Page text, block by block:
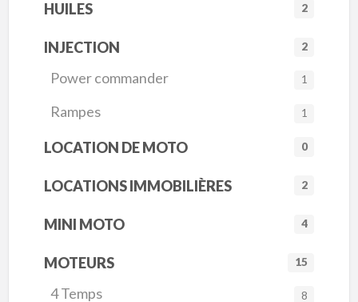
HUILES 2
INJECTION 2
Power commander 1
Rampes 1
LOCATION DE MOTO 0
LOCATIONS IMMOBILIÈRES 2
MINI MOTO 4
MOTEURS 15
4 Temps 8